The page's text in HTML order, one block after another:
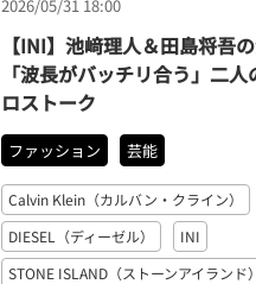
2026/05/31 18:00
【INI】池﨑理人＆田島将吾の
「波長がバッチリ合う」二
ロストーク
ファッション 芸能
Calvin Klein（カルバン・クライン）
DIESEL（ディーゼル）
INI
STONE ISLAND（ストーンアイランド）